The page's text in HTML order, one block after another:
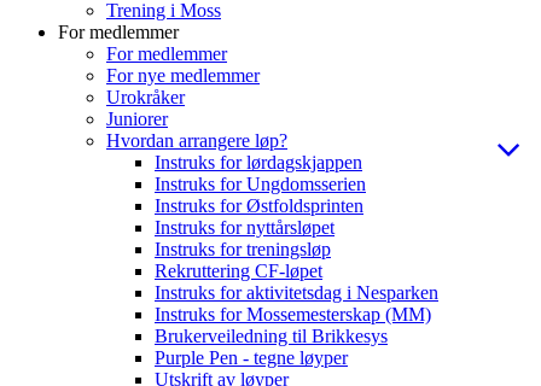
Trening i Moss
For medlemmer
For medlemmer
For nye medlemmer
Urokråker
Juniorer
Hvordan arrangere løp?
Instruks for lørdagskjappen
Instruks for Ungdomsserien
Instruks for Østfoldsprinten
Instruks for nyttårsløpet
Instruks for treningsløp
Rekruttering CF-løpet
Instruks for aktivitetsdag i Nesparken
Instruks for Mossemesterskap (MM)
Brukerveiledning til Brikkesys
Purple Pen - tegne løyper
Utskrift av løyper